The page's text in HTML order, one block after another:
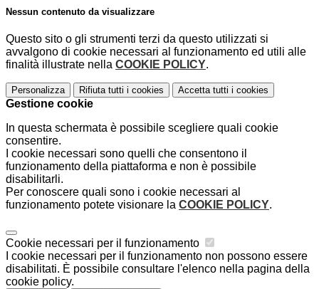
Nessun contenuto da visualizzare
Questo sito o gli strumenti terzi da questo utilizzati si
avvalgono di cookie necessari al funzionamento ed utili alle
finalità illustrate nella COOKIE POLICY.
Personalizza Rifiuta tutti i cookies Accetta tutti i cookies
Gestione cookie
In questa schermata è possibile scegliere quali cookie
consentire.
I cookie necessari sono quelli che consentono il
funzionamento della piattaforma e non è possibile
disabilitarli.
Per conoscere quali sono i cookie necessari al
funzionamento potete visionare la COOKIE POLICY.
Cookie necessari per il funzionamento
I cookie necessari per il funzionamento non possono essere
disabilitati. È possibile consultare l'elenco nella pagina della
cookie policy.